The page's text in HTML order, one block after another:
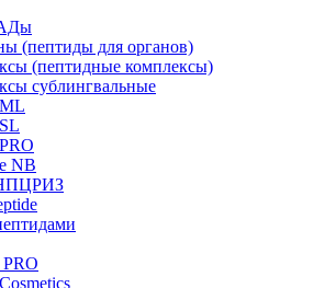
(пептиды для органов)
(пептидные комплексы)
сублингвальные
NB